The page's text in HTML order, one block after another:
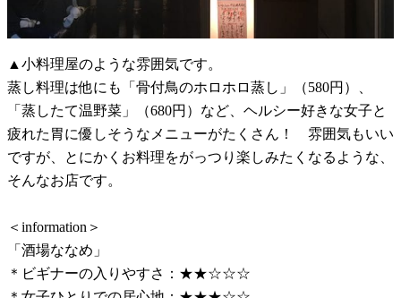
▲小料理屋のような雰囲気です。
蒸し料理は他にも「骨付鳥のホロホロ蒸し」（580円）、
「蒸したて温野菜」（680円）など、ヘルシー好きな女子と
疲れた胃に優しそうなメニューがたくさん！ 雰囲気もいい
ですが、とにかくお料理をがっつり楽しみたくなるような、
そんなお店です。
＜information＞
「酒場ななめ」
＊ビギナーの入りやすさ：★★☆☆☆